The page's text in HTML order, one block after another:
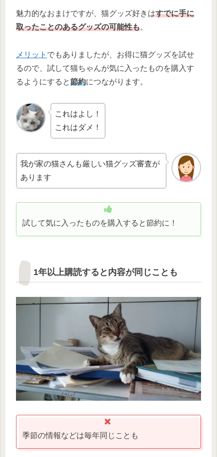
魅力的なおまけですが、猫グッズ好きはすでに手に
取ったことのあるグッズの可能性も。
メリット でもありましたが、お得に猫グッズを試せ
るので、試して猫ちゃんが気に入ったものを購入す
るようにすると節約につながります。
これはよし！
これはダメ！
我が家の猫さんも厳しい猫グッズ審査が
あります
試して気に入ったものを購入すると節約に！
1年以上購読すると内容が同じことも
季節の情報などは毎年同じことも